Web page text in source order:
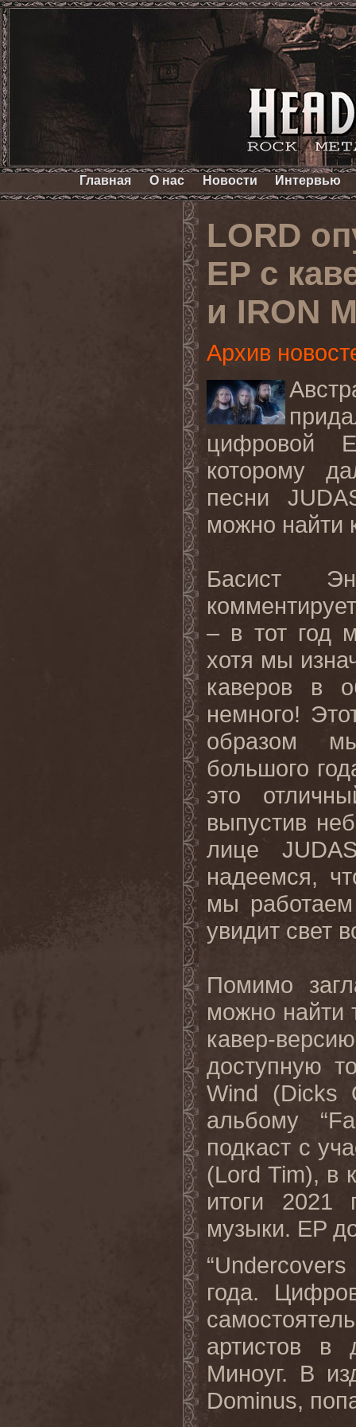
Главная О нас Новости Интервью
LORD
EP с
и IRON
Архив
цифровой
которому
песни
можно найти
Басист
комментирует
– в тот год
хотя мы
каверов
в
немного!
образом
большого
это
выпустив
лице
надеемся,
мы
увидит свет
Помимо
можно найти
кавер-
доступную
Wind (Dicks
альбому “
подкаст с
(Lord Tim), в
итоги 2021
музыки. EP
“Undercovers
года.
артистов в
Миноуг. В
Dominus,